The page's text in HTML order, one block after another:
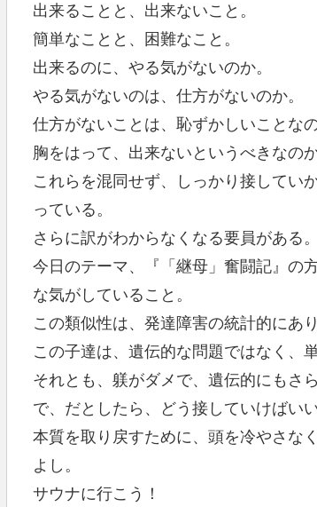
出来ることと、出来ないこと。
簡単なことと、困難なこと。
出来るのに、やる気がないのか。
やる気がないのは、仕方がないのか。
仕方がないことは、恥ずかしいことなの
胸をはって、出来ないというべきなの
これらを混同せず、しっかり接してい
っている。
さらに訳がわからなくなる要員がある。
今日のテーマ、『「継母」奮闘記』の
な気がしていること。
この類似性は、発達障害の統計的にあ
この子達は、遺伝的な問題ではなく、
それとも、躾がダメで、遺伝的にもさ
で、だとしたら、どう接していけばい
本質を取り戻すために、頭を冷やさなく
よし。
サウナに行こう！